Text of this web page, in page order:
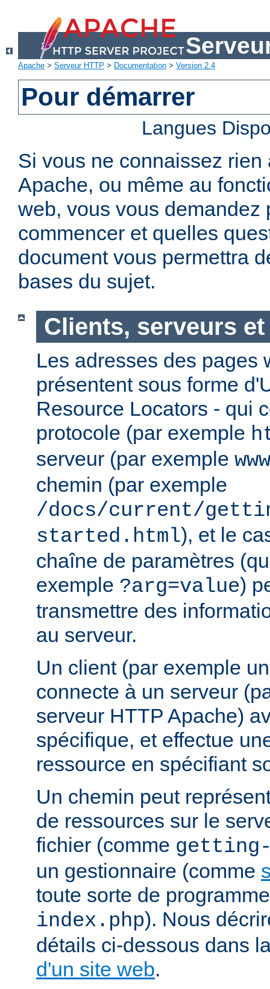
Apache > Serveur HTTP > Documentation > Version 2.4
Pour démarrer
Langues
Si vous ne connaissez rien
Apache, ou même au
web, vous vous demandez
commencer et quelles
document vous permettra
bases du sujet.
Clients, serveurs et
Les adresses des pages
présentent sous forme
Resource Locators - qui
protocole (par exemple
serveur (par exemple
chemin (par exemple
/docs/current/
started.html), et le
chaîne de paramètres
exemple ?arg=value)
transmettre des
au serveur.
Un client (par exemple
connecte à un serveur
serveur HTTP Apache)
spécifique, et effectue
ressource en spécifiant
Un chemin peut
de ressources sur le
fichier (comme
un gestionnaire (comme
toute sorte de
index.php). Nous
détails ci-dessous dans
d'un site web.